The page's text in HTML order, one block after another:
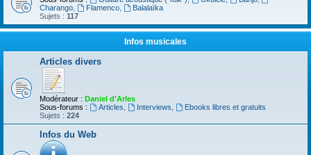
Charango
Flamenco,
Balalaïka
Sujets : 117
Infos musicales
Articles divers
Modérateur : Daniel d'Arles
Sous-forums :
Articles Interviews
Ebooks libres et gratuits
Sujets : 224
Infos du Web